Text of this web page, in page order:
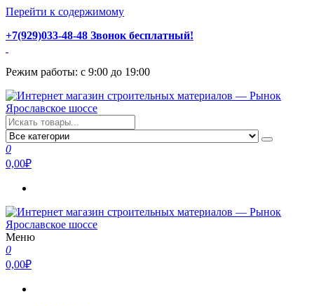
Перейти к содержимому
+7(929)033-48-48 Звонок бесплатный!
Режим работы: с 9:00 до 19:00
Интернет магазин строительных материалов — Рынок
Ярославское шоссе
Стройматериалы с доставкой и самовывозом можно купить у
нас. Пушкино, Ивантеевка, Королев, Мытищи, Сергиев Посад.
Низкая цена, консультация и быстрая доставка.
0
0,00₽
Интернет магазин строительных материалов — Рынок
Ярославское шоссе
Стройматериалы с доставкой и самовывозом можно купить у
нас. Пушкино, Ивантеевка, Королев, Мытищи, Сергиев Посад.
Низкая цена, консультация и быстрая доставка.
Меню
0
0,00₽